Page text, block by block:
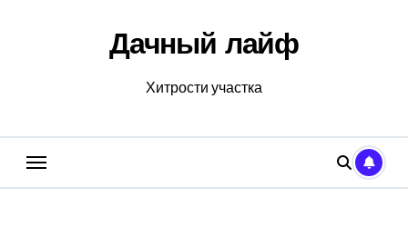
Дачный лайф
Хитрости участка